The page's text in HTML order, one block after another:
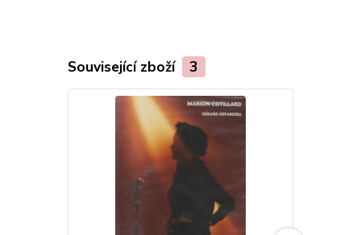
Související zboží 3